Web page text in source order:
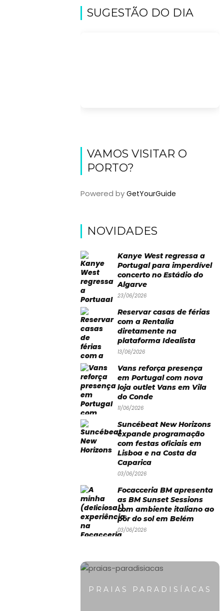
SUGESTÃO DO DIA
VAMOS VISITAR O
PORTO?
Powered byGetYourGuide
NOVIDADES
Kanye West regressa a
Portugal para imperdível
concerto no Estádio do
Algarve
23/06/2026
Reservar casas de férias
com a Rentalia
diretamente na
plataforma Idealista
13/06/2026
Vans reforça presença
em Portugal com nova
loja outlet Vans em Vila
do Conde
11/06/2026
Suncébeat New Horizons
expande programação
com festas oficiais em
Lisboa e na Costa da
Caparica
03/06/2026
Focacceria BM apresenta
as BM Sunset Sessions
com ambiente italiano ao
pôr do sol em Belém
03/06/2026
PRAIAS PARADISÍACAS